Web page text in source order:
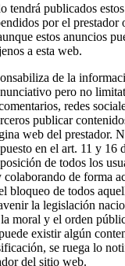
tendrá publicados
por el prestador
estos anuncios
a esta web.
de la
pero no
redes
publicar
web del prestador.
en el art. 11 y 16
de todos los
colaborando de forma
bloqueo de todos
la legislación
moral y el orden
existir algún
se ruega lo
del sitio web.